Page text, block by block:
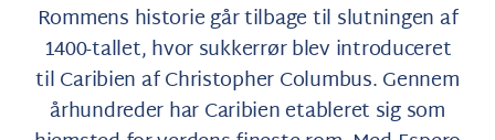
Rommens historie går tilbage til slutningen af
1400-tallet, hvor sukkerrør blev introduceret
til Caribien af Christopher Columbus. Gennem
århundreder har Caribien etableret sig som